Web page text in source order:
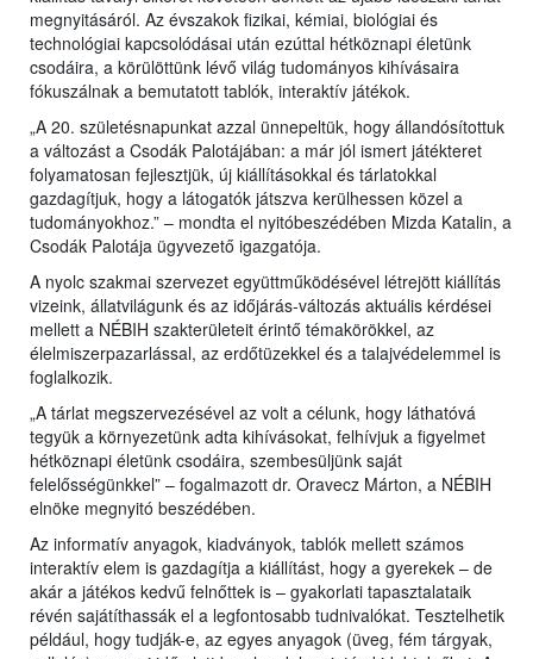
megnyitásáról. Az évszakok fizikai, kémiai, biológiai és
technológiai kapcsolódásai után ezúttal hétköznapi életünk
csodáira, a körülöttünk lévő világ tudományos kihívásaira
fókuszálnak a bemutatott tablók, interaktív játékok.
„A 20. születésnapunkat azzal ünnepeltük, hogy állandósítottuk
a változást a Csodák Palotájában: a már jól ismert játékteret
folyamatosan fejlesztjük, új kiállításokkal és tárlatokkal
gazdagítjuk, hogy a látogatók játszva kerülhessen közel a
tudományokhoz.” – mondta el nyitóbeszédében Mizda Katalin, a
Csodák Palotája ügyvezető igazgatója.
A nyolc szakmai szervezet együttműködésével létrejött kiállítás
vizeink, állatvilágunk és az időjárás-változás aktuális kérdései
mellett a NÉBIH szakterületeit érintő témakörökkel, az
élelmiszerpazarlással, az erdőtüzekkel és a talajvédelemmel is
foglalkozik.
„A tárlat megszervezésével az volt a célunk, hogy láthatóvá
tegyük a környezetünk adta kihívásokat, felhívjuk a figyelmet
hétköznapi életünk csodáira, szembesüljünk saját
felelősségünkkel” – fogalmazott dr. Oravecz Márton, a NÉBIH
elnöke megnyitó beszédében.
Az informatív anyagok, kiadványok, tablók mellett számos
interaktív elem is gazdagítja a kiállítást, hogy a gyerekek – de
akár a játékos kedvű felnőttek is – gyakorlati tapasztalataik
révén sajátíthassák el a legfontosabb tudnivalókat. Tesztelhetik
például, hogy tudják-e, az egyes anyagok (üveg, fém tárgyak,